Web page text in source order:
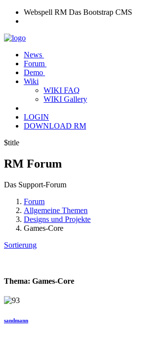
Webspell RM Das Bootstrap CMS
News
Forum
Demo
Wiki
WIKI FAQ
WIKI Gallery
LOGIN
DOWNLOAD RM
$title
RM Forum
Das Support-Forum
Forum
Allgemeine Themen
Designs und Projekte
Games-Core
Sortierung
Thema: Games-Core
sandmann